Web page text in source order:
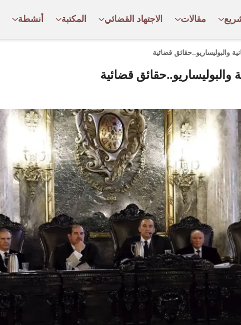
مقالات الاجتهاد القضائي المكتبة أنشطة
والبوليساريو..حقائق قضائية
والبوليساريو..حقائق قضائية